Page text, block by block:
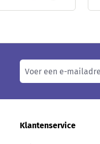
Klantenservice